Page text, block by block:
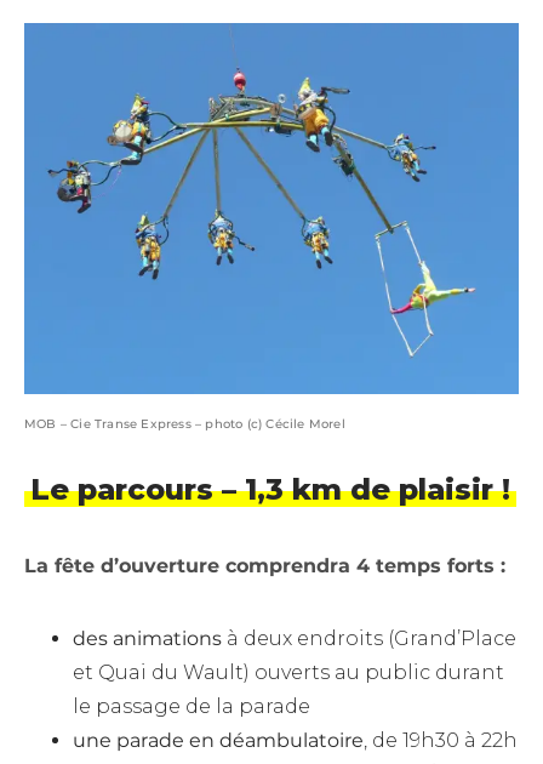
MOB – Cie Transe Express – photo (c) Cécile Morel
Le parcours – 1,3 km de plaisir !
La fête d’ouverture comprendra 4 temps forts :
des animations à deux endroits (Grand’Place
et Quai du Wault) ouverts au public durant
le passage de la parade
une parade en déambulatoire, de 19h30 à 22h